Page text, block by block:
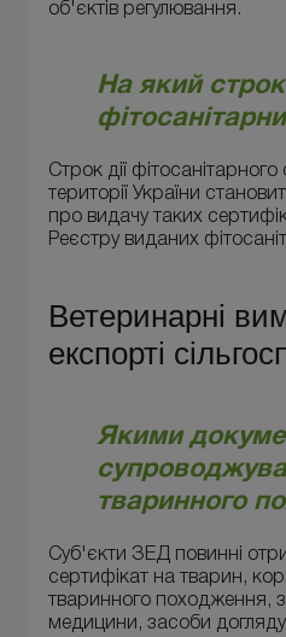
об'єктів регулювання.
На який
Строк дії
території України
про видачу таких
Реєстру виданих
Ветеринарні
експорті
Якими
тваринного
Суб'єкти ЗЕД повинні
сертифікат на тварин,
тваринного походження,
медицини, засоби догляду